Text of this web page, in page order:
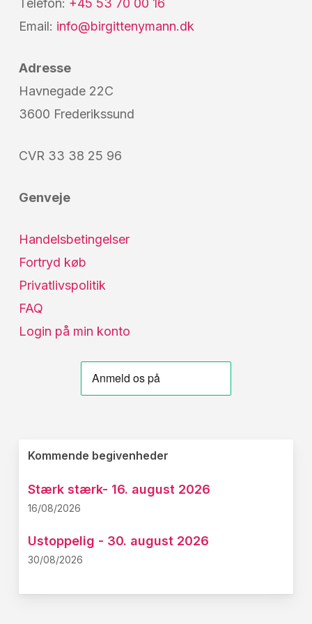
Email: info@birgittenymann.dk
Adresse
Havnegade 22C
3600 Frederikssund
CVR 33 38 25 96
Genveje
Handelsbetingelser
Fortryd køb
Privatlivspolitik
FAQ
Login på min konto
Kommende begivenheder
Stærk stærk- 16. august 2026
16/08/2026
Ustoppelig - 30. august 2026
30/08/2026